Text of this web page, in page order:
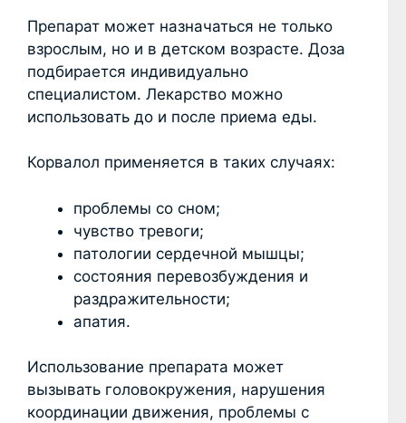
Препарат может назначаться не только
взрослым, но и в детском возрасте. Доза
подбирается индивидуально
специалистом. Лекарство можно
использовать до и после приема еды.
Корвалол применяется в таких случаях:
проблемы со сном;
чувство тревоги;
патологии сердечной мышцы;
состояния перевозбуждения и
раздражительности;
апатия.
Использование препарата может
вызывать головокружения, нарушения
координации движения, проблемы с